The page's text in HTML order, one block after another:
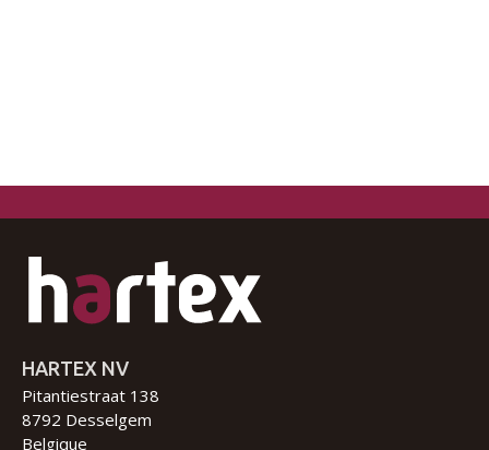
HARTEX NV
Pitantiestraat 138
8792 Desselgem
Belgique